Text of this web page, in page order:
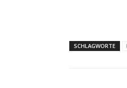
SCHLAGWORTE